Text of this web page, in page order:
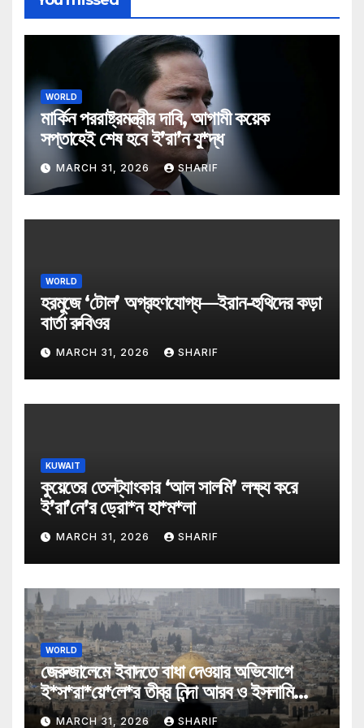
WORLD
মার্কিন পররাষ্ট্রমন্ত্রীর দাবি, আগামী কয়েক
সপ্তাহেই শেষ হবে ই’রা’ন যু*দ্ধ
MARCH 31, 2026 SHARIF
WORLD
হরমুজে ‘টোল’ অগ্রহণযোগ্য—ইরান-হুথিদের কড়া
বার্তা রুবিওর
MARCH 31, 2026 SHARIF
KUWAIT
কুয়েতের তেলট্যাংকার ‘আল সালমি’ লক্ষ্য করে
ই’রা’নে’র ড্রো*ন হা*ম*লা
MARCH 31, 2026 SHARIF
WORLD
জেরুজালেমে ইবাদতে বাধা দেওয়ার অভিযোগে
ই*স*রা*য়ে*লে*র তীব্র নিন্দা আরব ও ইসলামি
মন্ত্রীদের
MARCH 31, 2026 SHARIF